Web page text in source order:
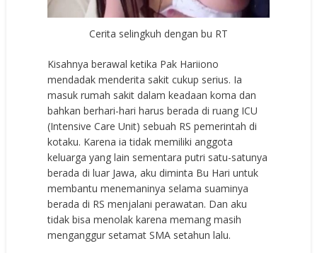
Cerita selingkuh dengan bu RT
Kisahnya berawal ketika Pak Hariiono
mendadak menderita sakit cukup serius. Ia
masuk rumah sakit dalam keadaan koma dan
bahkan berhari-hari harus berada di ruang ICU
(Intensive Care Unit) sebuah RS pemerintah di
kotaku. Karena ia tidak memiliki anggota
keluarga yang lain sementara putri satu-satunya
berada di luar Jawa, aku diminta Bu Hari untuk
membantu menemaninya selama suaminya
berada di RS menjalani perawatan. Dan aku
tidak bisa menolak karena memang masih
menganggur setamat SMA setahun lalu.